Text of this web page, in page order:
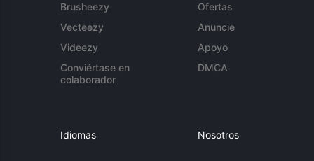
Brusheezy
Vecteezy
Videezy
Conviértase en
colaborador
Ofertas
Anuncie
Apoyo
DMCA
Idiomas Nosotros